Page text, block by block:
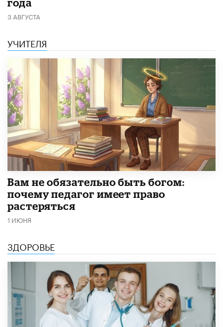
3 АВГУСТА
УЧИТЕЛЯ
​Вам не обязательно быть богом:
почему педагог имеет право
растеряться
1 ИЮНЯ
ЗДОРОВЬЕ